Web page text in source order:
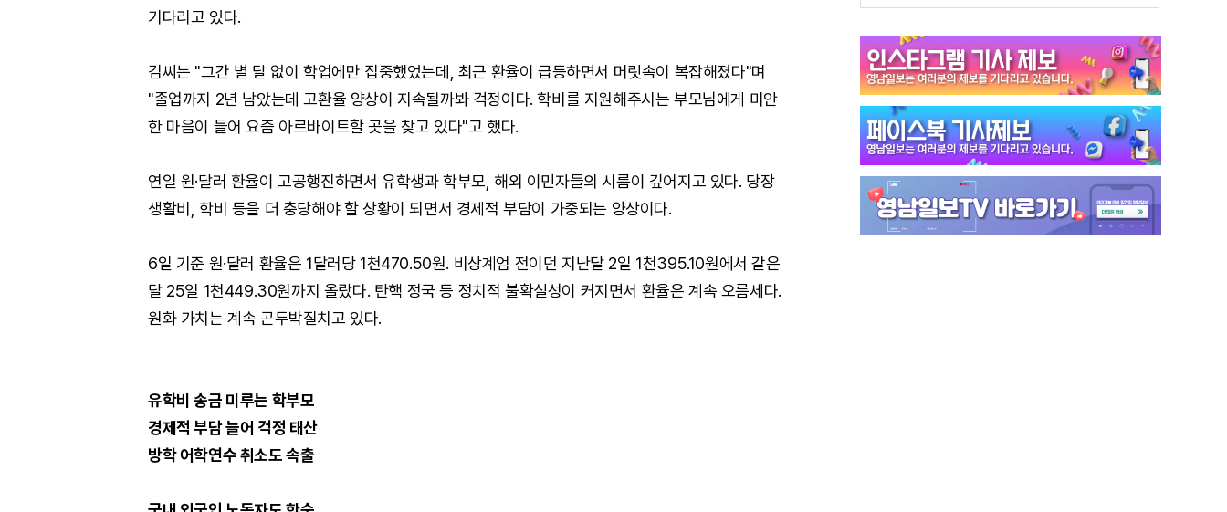
기다리고 있다.
김씨는 "그간 별 탈 없이 학업에만 집중했었는데, 최근 환율이 급등하면서 머릿속이 복잡해졌다"며
"졸업까지 2년 남았는데 고환율 양상이 지속될까봐 걱정이다. 학비를 지원해주시는 부모님에게 미안
한 마음이 들어 요즘 아르바이트할 곳을 찾고 있다"고 했다.
연일 원·달러 환율이 고공행진하면서 유학생과 학부모, 해외 이민자들의 시름이 깊어지고 있다. 당장
생활비, 학비 등을 더 충당해야 할 상황이 되면서 경제적 부담이 가중되는 양상이다.
6일 기준 원·달러 환율은 1달러당 1천470.50원. 비상계엄 전이던 지난달 2일 1천395.10원에서 같은
달 25일 1천449.30원까지 올랐다. 탄핵 정국 등 정치적 불확실성이 커지면서 환율은 계속 오름세다.
원화 가치는 계속 곤두박질치고 있다.
유학비 송금 미루는 학부모
경제적 부담 늘어 걱정 태산
방학 어학연수 취소도 속출